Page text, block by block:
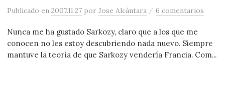
Publicadoen2007.11.27 porJose Alcántara /6 comentarios
Nunca me ha gustado Sarkozy, claro que a los que me
conocen no les estoy descubriendo nada nuevo. Siempre
mantuve la teoría de que Sarkozy vendería Francia. Com...